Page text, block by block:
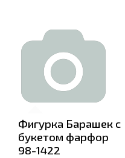
Фигурка Барашек с
букетом фарфор
98-1422